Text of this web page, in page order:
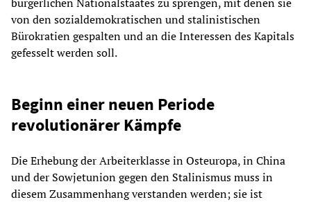
von den sozialdemokratischen und stalinistischen
Bürokratien gespalten und an die Interessen des Kapitals
gefesselt werden soll.
Beginn einer neuen Periode
revolutionärer Kämpfe
Die Erhebung der Arbeiterklasse in Osteuropa, in China
und der Sowjetunion gegen den Stalinismus muss in
diesem Zusammenhang verstanden werden; sie ist